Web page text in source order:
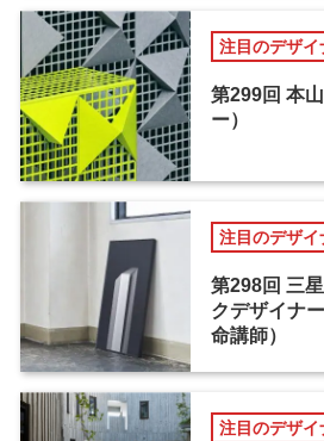
注目のデザイ
第299回 本
ー）
注目のデザイ
第298回 三
クデザイナ
命講師）
注目のデザイ